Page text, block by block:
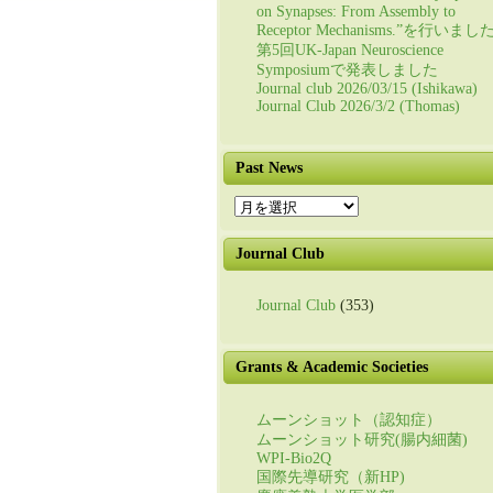
on Synapses: From Assembly to
Receptor Mechanisms.”を行いまし
第5回UK-Japan Neuroscience
Symposiumで発表しました
Journal club 2026/03/15 (Ishikawa)
Journal Club 2026/3/2 (Thomas)
Past News
Past
News
Journal Club
Journal Club (353)
Grants & Academic Societies
ムーンショット（認知症）
ムーンショット研究(腸内細菌)
WPI-Bio2Q
国際先導研究（新HP)